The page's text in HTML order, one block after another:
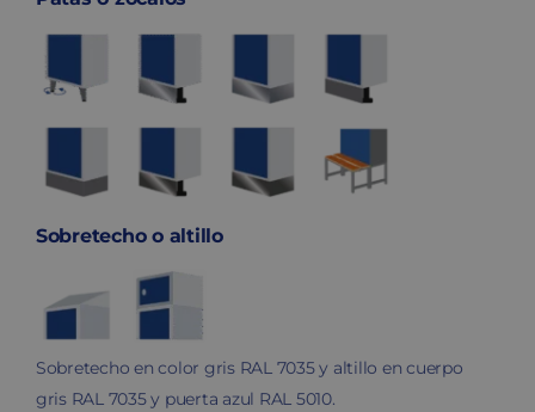
Sobretecho o altillo
Sobretecho en color gris RAL 7035 y altillo en cuerpo
gris RAL 7035 y puerta azul RAL 5010.